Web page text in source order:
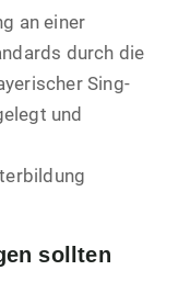
an einer
durch die
Sing-
und
sollten